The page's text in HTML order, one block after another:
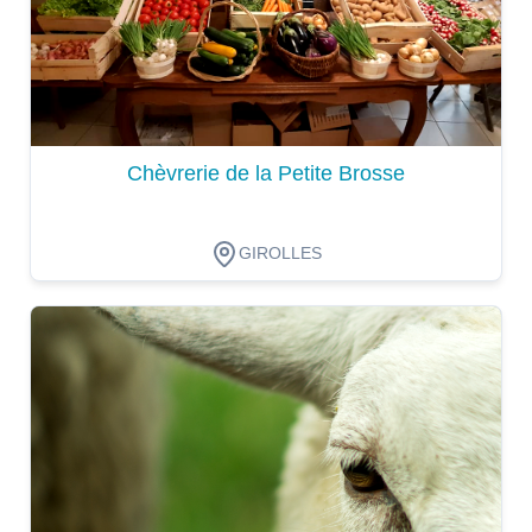
Chèvrerie de la Petite Brosse
GIROLLES
Dégustation